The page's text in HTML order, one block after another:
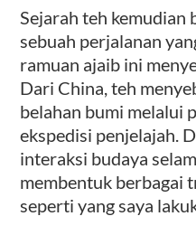
Sejarah teh kemudian
sebuah perjalanan
ramuan ajaib ini
Dari China, teh
belahan bumi melalui
ekspedisi penjelajah.
interaksi budaya
membentuk berbagai
seperti yang saya